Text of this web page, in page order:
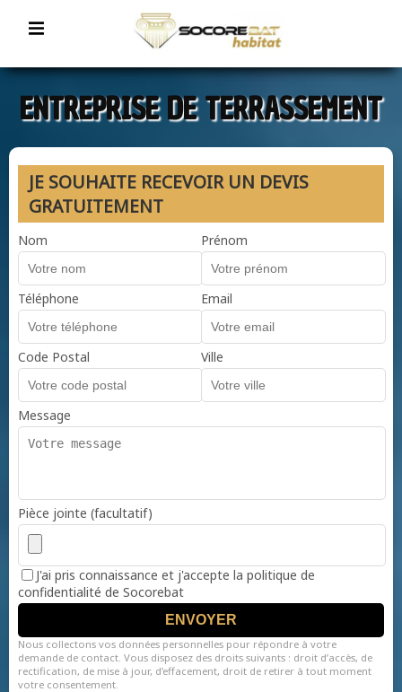
ENTREPRISE DE TERRASSEMENT
JE SOUHAITE RECEVOIR UN DEVIS
GRATUITEMENT
Nom Prénom
Téléphone Email
Code Postal Ville
Message
Pièce jointe (facultatif)
J'ai pris connaissance et j'accepte la politique de
confidentialité de Socorebat
ENVOYER
Nous collectons vos données personnelles pour répondre à votre
demande de contact. Vous disposez des droits suivants : droit d’accès, de
rectification, de mise à jour, d’effacement, droit de retirer à tout moment
votre consentement.